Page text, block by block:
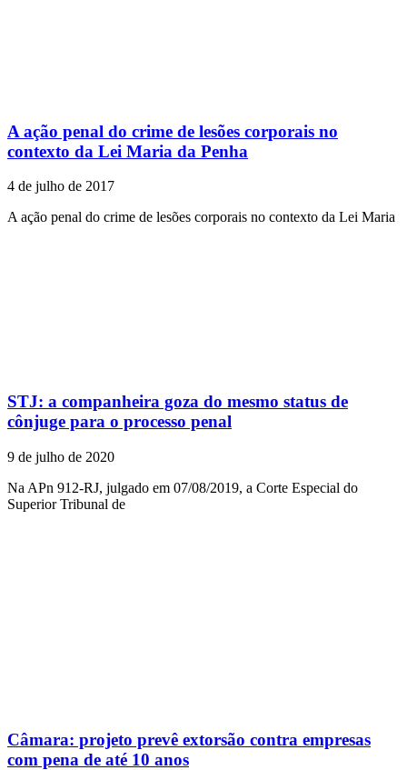
A ação penal do crime de lesões corporais no
contexto da Lei Maria da Penha
4 de julho de 2017
A ação penal do crime de lesões corporais no contexto da Lei Maria
STJ: a companheira goza do mesmo status de
cônjuge para o processo penal
9 de julho de 2020
Na APn 912-RJ, julgado em 07/08/2019, a Corte Especial do
Superior Tribunal de
Câmara: projeto prevê extorsão contra empresas
com pena de até 10 anos